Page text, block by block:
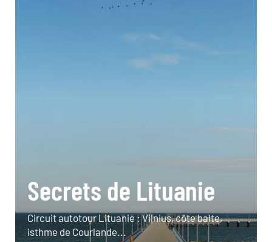
Secrets de Lituanie
Circuit autotour Lituanie : Vilnius, côte balte,
isthme de Courlande...